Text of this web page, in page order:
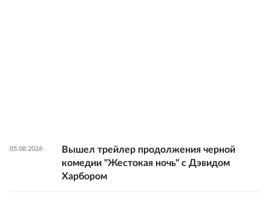
05.08.2026
Вышел трейлер продолжения черной
комедии "Жестокая ночь" с Дэвидом
Харбором